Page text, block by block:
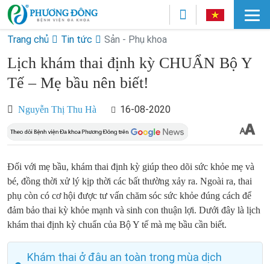
Trang chủ Tin tức Sản - Phụ khoa
Lịch khám thai định kỳ CHUẨN Bộ Y
Tế – Mẹ bầu nên biết!
Nguyễn Thị Thu Hà 16-08-2020
Đối với mẹ bầu, khám thai định kỳ giúp theo dõi sức khỏe mẹ và
bé, đồng thời xử lý kịp thời các bất thường xảy ra. Ngoài ra, thai
phụ còn có cơ hội được tư vấn chăm sóc sức khỏe đúng cách để
đảm bảo thai kỳ khỏe mạnh và sinh con thuận lợi. Dưới đây là lịch
khám thai định kỳ chuẩn của Bộ Y tế mà mẹ bầu cần biết.
Khám thai ở đâu an toàn trong mùa dịch